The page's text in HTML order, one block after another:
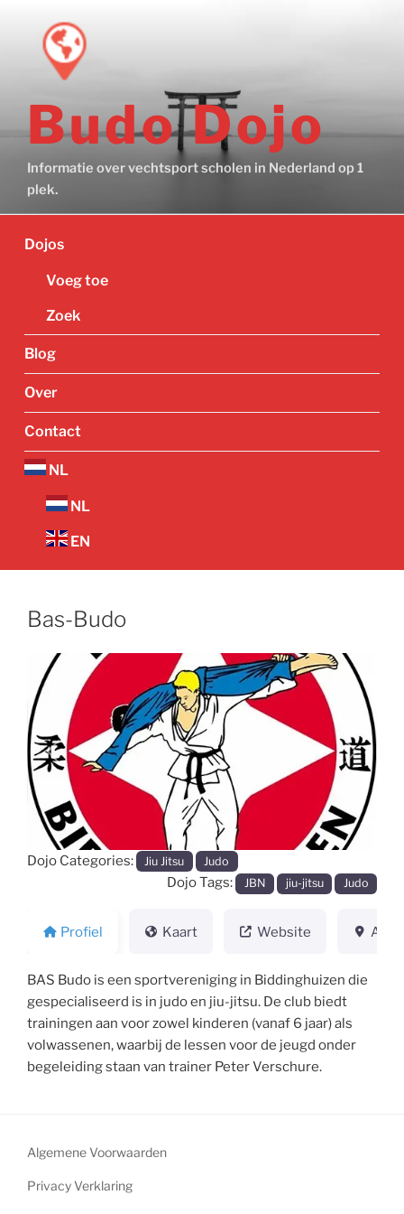
Budo Dojo
Informatie over vechtsport scholen in Nederland op 1
plek.
Dojos
Voeg toe
Zoek
Blog
Over
Contact
NL
NL
EN
Bas-Budo
Vorige
Dojo Categories: Jiu Jitsu Judo
Dojo Tags: JBN jiu-jitsu Judo
Profiel Kaart Website
BAS Budo is een sportvereniging in Biddinghuizen die
gespecialiseerd is in judo en jiu-jitsu. De club biedt
trainingen aan voor zowel kinderen (vanaf 6 jaar) als
volwassenen, waarbij de lessen voor de jeugd onder
begeleiding staan van trainer Peter Verschure.
Algemene Voorwaarden
Privacy Verklaring